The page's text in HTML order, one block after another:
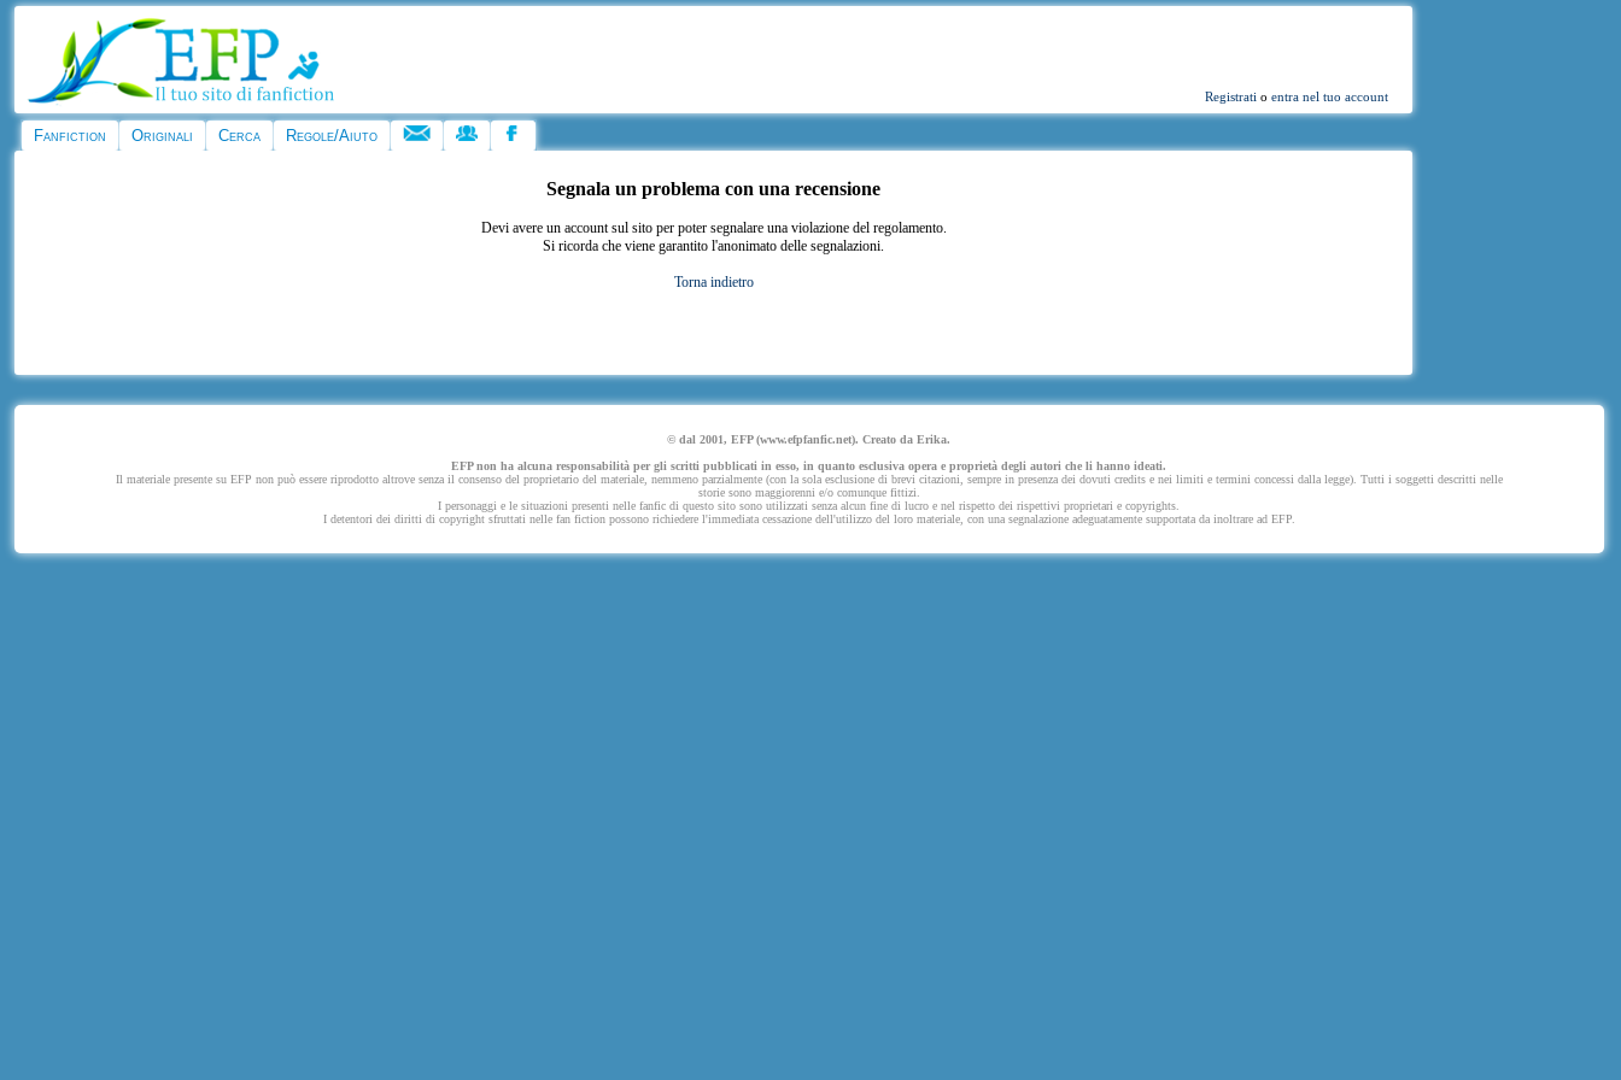
Registrati oentra nel tuo account
Fanfiction Originali Cerca Regole/Aiuto
Segnala un problema con una recensione
Devi avere un account sul sito per poter segnalare una violazione del regolamento.
Si ricorda che viene garantito l'anonimato delle segnalazioni.
Torna indietro
© dal 2001, EFP (www.efpfanfic.net). Creato da Erika.
EFP non ha alcuna responsabilità per gli scritti pubblicati in esso, in quanto esclusiva opera e proprietà degli autori che li hanno ideati.
Il materiale presente su EFP non può essere riprodotto altrove senza il consenso del proprietario del materiale, nemmeno parzialmente (con la sola esclusione di brevi citazioni, sempre in presenza dei dovuti credits e nei limiti e termini concessi dalla legge). Tutti i soggetti descritti nelle
storie sono maggiorenni e/o comunque fittizi.
I personaggi e le situazioni presenti nelle fanfic di questo sito sono utilizzati senza alcun fine di lucro e nel rispetto dei rispettivi proprietari e copyrights.
I detentori dei diritti di copyright sfruttati nelle fan fiction possono richiedere l'immediata cessazione dell'utilizzo del loro materiale, con una segnalazione adeguatamente supportata da inoltrare ad EFP.